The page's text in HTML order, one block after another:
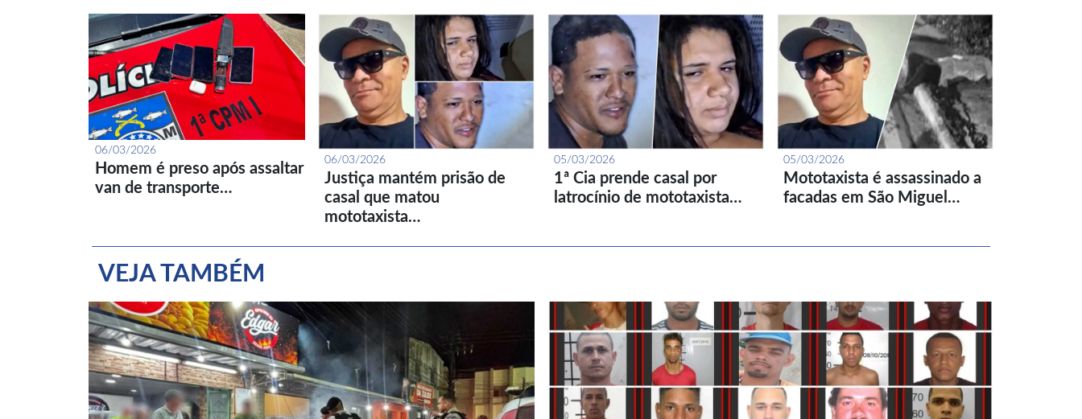
06/03/2026
Homem é preso após assaltar
van de transporte…
06/03/2026
Justiça mantém prisão de
casal que matou
mototaxista…
05/03/2026
1ª Cia prende casal por
latrocínio de mototaxista…
05/03/2026
Mototaxista é assassinado a
facadas em São Miguel…
VEJA TAMBÉM